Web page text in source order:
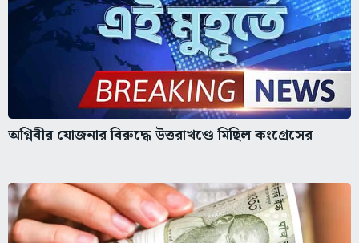
অগ্নিবীর যোজনার বিরুদ্ধে উত্তরাখণ্ডে মিছিল কংগ্রেসের